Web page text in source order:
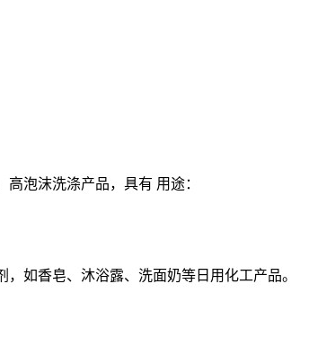
泡沫洗涤产品，具有 用途：
如香皂、沐浴露、洗面奶等日用化工产品。